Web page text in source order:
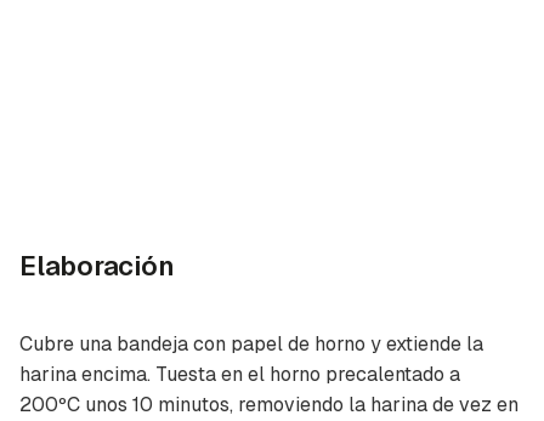
Elaboración
Cubre una bandeja con papel de horno y extiende la
harina encima. Tuesta en el horno precalentado a
200ºC unos 10 minutos, removiendo la harina de vez en